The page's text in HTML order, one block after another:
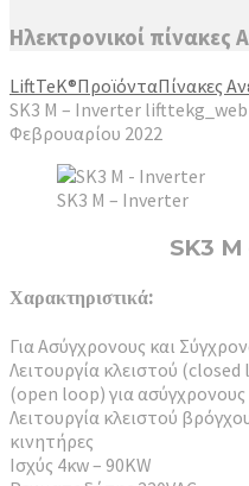
Ηλεκτρονικοί
LiftTeK®ΠροϊόνταΠίνακες
SK3 M – Inverter lifttekg_web
Φεβρουαρίου 2022
SK3 M – Inverter
SK3
Χαρακτηριστικά:
Για Ασύγχρονους και
Λειτουργία κλειστού
(open loop) για ασύγχρονους
Λειτουργία κλειστού
κινητήρες
Ισχύς 4κw – 90KW